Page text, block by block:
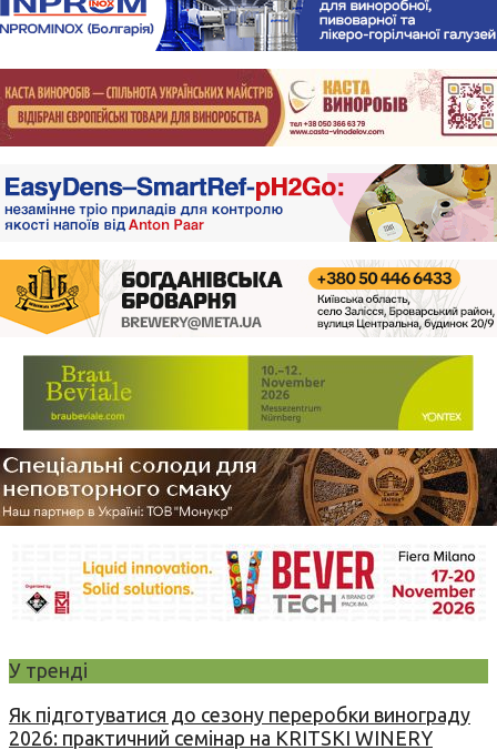
У тренді
Як підготуватися до сезону переробки винограду
2026: практичний семінар на KRITSKI WINERY